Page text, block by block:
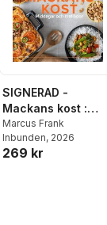
SIGNERAD -
Mackans kost :
Middagar och
matlådor
Marcus Frank
Inbunden, 2026
269 kr